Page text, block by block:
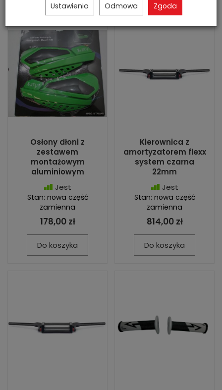
Osłony dłoni z
zestawem
montażowym
aluminiowym
Jest
Stan: nowa część
zamienna
178,00 zł
Do koszyka
Kierownica z
amortyzatorem flexx
system czarna
22mm
Jest
Stan: nowa część
zamienna
814,00 zł
Do koszyka
Ustawienia Odmowa Zgoda